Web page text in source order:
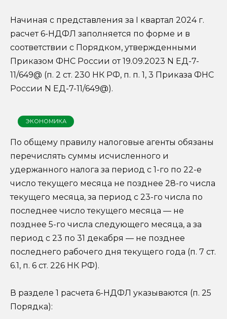
Начиная с представления за I квартал 2024 г.
расчет 6-НДФЛ заполняется по форме и в
соответствии с Порядком, утвержденными
Приказом ФНС России от 19.09.2023 N ЕД-7-
11/649@ (п. 2 ст. 230 НК РФ, п. п. 1, 3 Приказа ФНС
России N ЕД-7-11/649@).
ЭКОНОМИКА
По общему правилу налоговые агенты обязаны
перечислять суммы исчисленного и
удержанного налога за период с 1-го по 22-е
число текущего месяца не позднее 28-го числа
текущего месяца, за период с 23-го числа по
последнее число текущего месяца — не
позднее 5-го числа следующего месяца, а за
период с 23 по 31 декабря — не позднее
последнего рабочего дня текущего года (п. 7 ст.
6.1, п. 6 ст. 226 НК РФ).
В разделе 1 расчета 6-НДФЛ указываются (п. 25
Порядка):